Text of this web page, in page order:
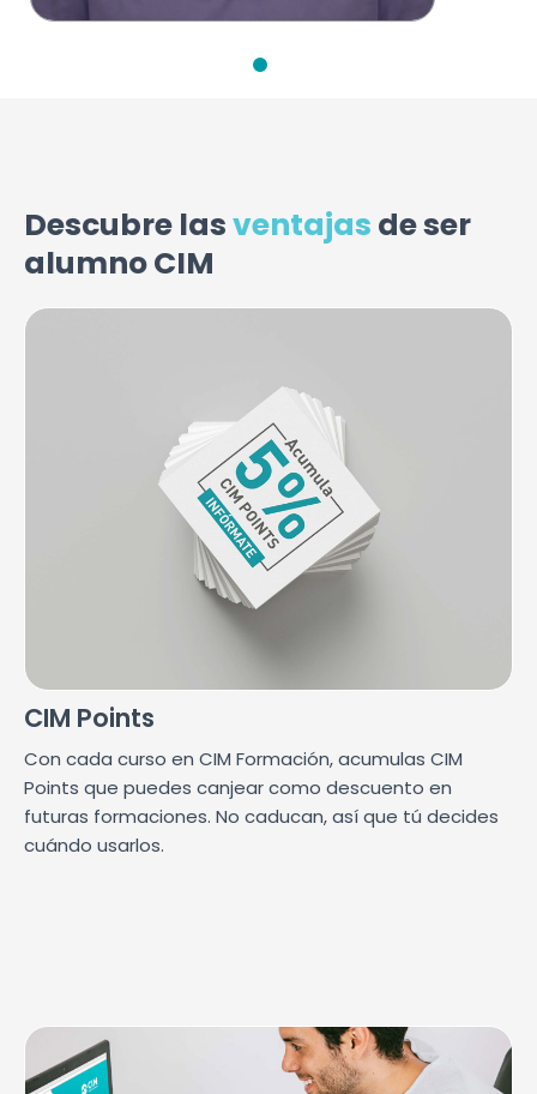
Descubre lasventajas de ser
alumno CIM
CIM Points
Con cada curso en CIM Formación, acumulas CIM
Points que puedes canjear como descuento en
futuras formaciones. No caducan, así que tú decides
cuándo usarlos.